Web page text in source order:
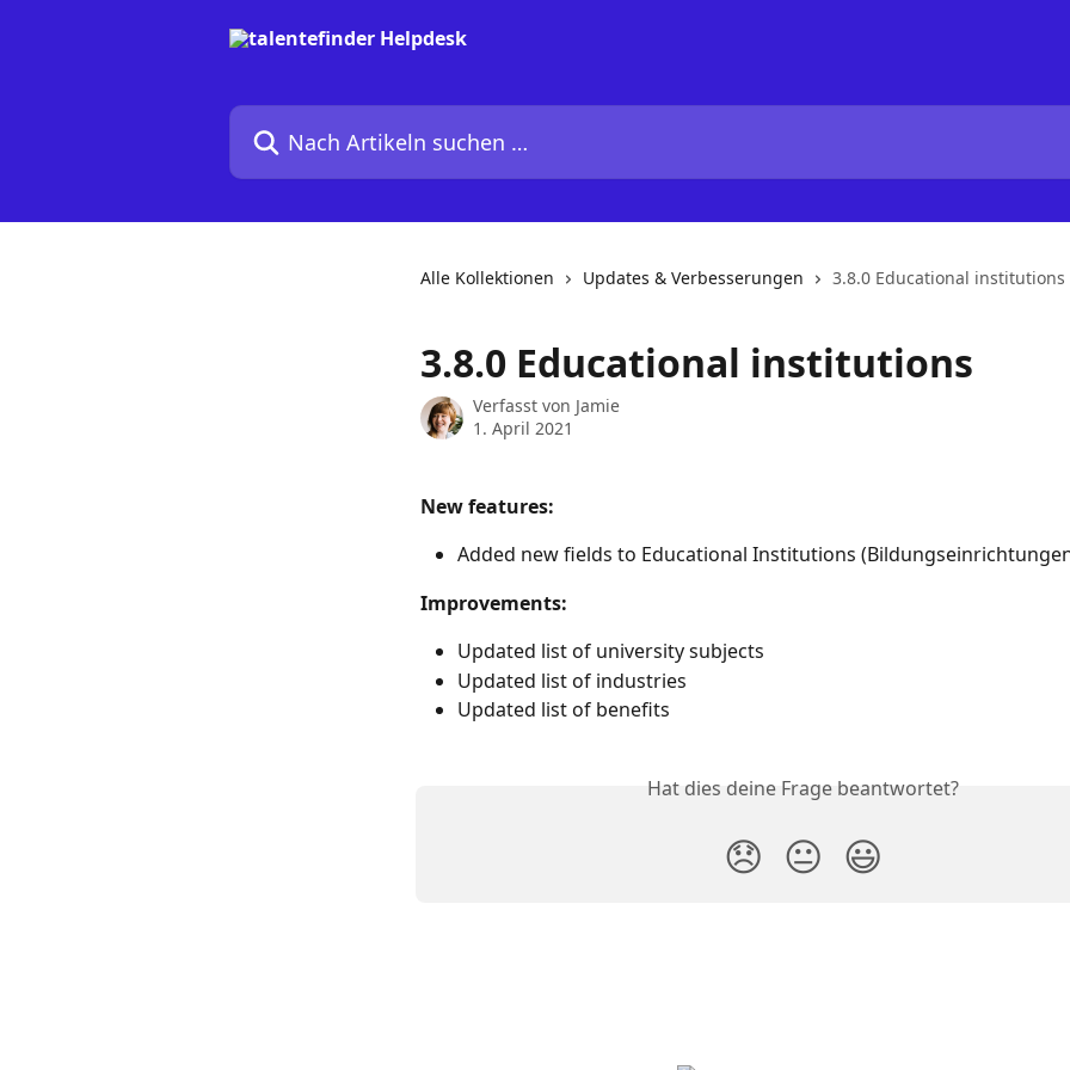
Nach Artikeln suchen …
Alle Kollektionen Updates & Verbesserungen 3.8.0 Educational institutions
3.8.0 Educational institutions
Verfasst von Jamie
1. April 2021
New features:
Added new fields to Educational Institutions
Improvements:
Updated list of university subjects
Updated list of industries
Updated list of benefits
Hat dies deine Frage beantwortet?
😞 😐 😃